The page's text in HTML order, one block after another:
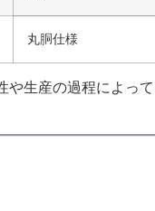
丸胴仕様
生産の過程によっ